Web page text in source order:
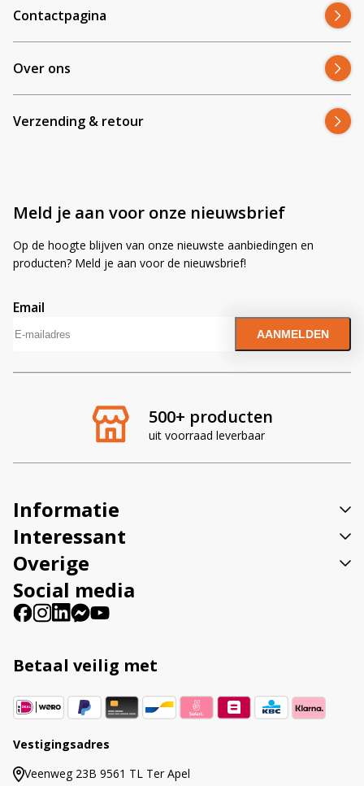
Veilig
op ledhandel24.nl
Contactpagina
Over ons
Verzending & retour
Meld je aan voor onze nieuwsbrief
Op de hoogte blijven van onze nieuwste aanbiedingen en
producten? Meld je aan voor de nieuwsbrief!
Email
A
t
:
Informatie
Interessant
Overige
Social media
Betaal veilig met
Vestigingsadres
Veenweg 23B 9561 TL Ter Apel